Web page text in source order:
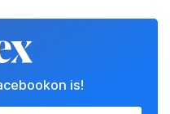
is!